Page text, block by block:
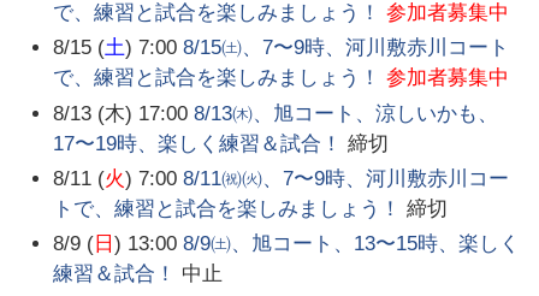
で、練習と試合を楽しみましょう！
参加者募集中
8/15 (土) 7:00 8/15㈯、7〜9時、河川敷赤川コート
で、練習と試合を楽しみましょう！
参加者募集中
8/13 (木) 17:00 8/13㈭、旭コート、涼しいかも、
17〜19時、楽しく練習＆試合！
締切
8/11 (火) 7:00 8/11㈷㈫、7〜9時、河川敷赤川コー
トで、練習と試合を楽しみましょう！
締切
8/9 ( 日) 13:00 8/9㈯、旭コート、13〜15時、楽しく
練習＆試合！
中止